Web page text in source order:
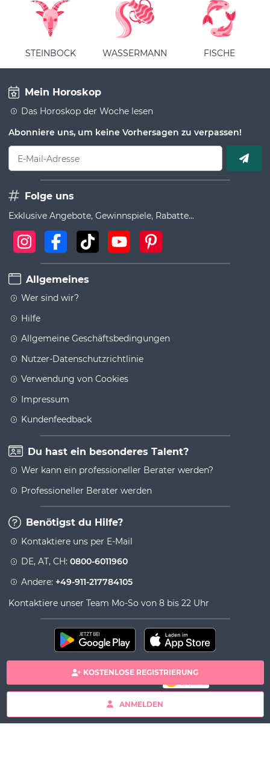
KOSTENLOSE REGISTRIERUNG
ANMELDEN
STEINBOCK WASSERMANN FISCHE
Mein Horoskop
Das Horoskop der Woche lesen
Abonniere uns, um keine Vorhersagen zu verpassen!
E-Mail-Adresse
Folge uns
Exklusive Angebote, Gewinnspiele, Rabatte...
Allgemeines
Wer sind wir?
Hilfe
Allgemeine Geschäftsbedingungen
Nutzer-Datenschutzrichtlinie
Verwendung von Cookies
Impressum
Kundenfeedback
Du hast ein besonderes Talent?
Wer kann ein professioneller Berater werden?
Professioneller Berater werden
Benötigst du Hilfe?
Kontaktiere uns per E-Mail
DE, AT, CH: 0800-6011960
Andere: +49-911-217784105
Kontaktiere unser Team Mo-So von 8 bis 22 Uhr
100% sichere Zahlung
Copyright& copy 2026 Viversum - Powered by Ingenio